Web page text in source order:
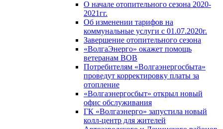
О начале отопительного сезона 2020-
2021гг.
Об изменении тарифов на
коммунальные услуги с 01.07.2020г.
Завершение отопительного сезона
«ВолгаЭнерго» окажет помощь
ветеранам ВОВ
Потребителям «Волгаэнергосбыта»
проведут корректировку платы за
отопление
«Волгаэнергосбыт» открыл новый
офис обслуживания
ГК «Волгаэнерго» запустила новый
колл-центр для жителей